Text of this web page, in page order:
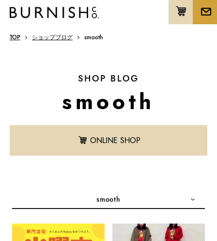
TOP ショップブログ smooth
SHOP BLOG
smooth
ONLINE SHOP
smooth